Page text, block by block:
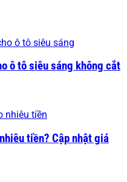
ô tô siêu sáng không cắt
tiền? Cập nhật giá